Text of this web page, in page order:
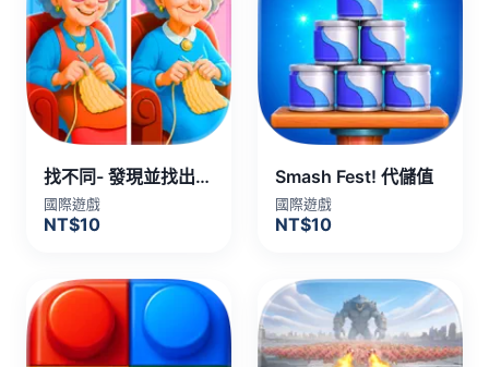
找不同- 發現並找出所有不同 代儲值
國際遊戲
NT$10
Smash Fest! 代儲值
國際遊戲
NT$10